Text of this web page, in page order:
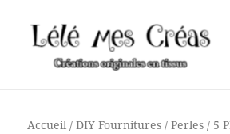
Accueil /DIY Fournitures /Perles / 5